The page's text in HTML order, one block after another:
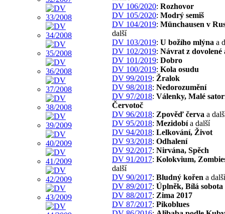
DV 106/2020: Rozhovor
DV 105/2020: Modrý semiš
DV 104/2019: Münchausen v
další
DV 103/2019: U božího mlýna a
DV 102/2019: Návrat z dovolené
DV 101/2019: Dobro
DV 100/2019: Kola osudu
DV 99/2019: Žralok
DV 98/2018: Nedorozumění
DV 97/2018: Válenky, Malé
Červotoč
DV 96/2018: Zpověď červa a
DV 95/2018: Mezidobía další
DV 94/2018: Lelkování, Život
DV 93/2018: Odhalení
DV 92/2017: Nirvána, Spěch
DV 91/2017: Kolokvium,
další
DV 90/2017: Bludný kořen a další
DV 89/2017: Úplněk, Bílá sobota
DV 88/2017: Zima 2017
DV 87/2017: Pikoblues